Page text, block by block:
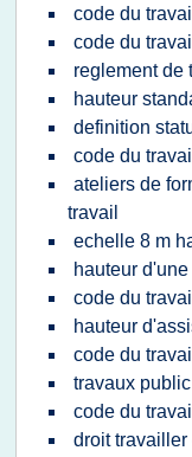
code du
code du
reglement de
hauteur
definition
code du
ateliers de
travail
echelle 8 m
hauteur
code du
hauteur
code du
travaux
code du
droit travailler